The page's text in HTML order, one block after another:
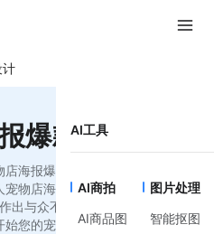
AI工具
AI商拍
AI商品图
图片处理
智能抠图
计
爆款设计
海报爆款设计模板，支持在线编
物店海报爆款设计模版还是品牌
出与众不同的设计作品，简洁高
您的宠物店海报爆款设计创作之